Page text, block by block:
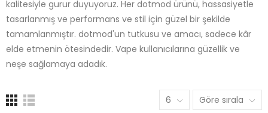
kalitesiyle gurur duyuyoruz. Her dotmod ürünü, hassasiyetle
tasarlanmış ve performans ve stil için güzel bir şekilde
tamamlanmıştır. dotmod'un tutkusu ve amacı, sadece kâr
elde etmenin ötesindedir. Vape kullanıcılarına güzellik ve
neşe sağlamaya adadık.
6 Göre sırala